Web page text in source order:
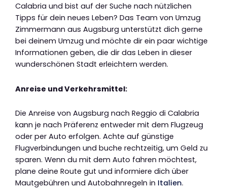
Calabria und bist auf der Suche nach nützlichen
Tipps für dein neues Leben? Das Team von Umzug
Zimmermann aus Augsburg unterstützt dich gerne
bei deinem Umzug und möchte dir ein paar wichtige
Informationen geben, die dir das Leben in dieser
wunderschönen Stadt erleichtern werden.
Anreise und Verkehrsmittel:
Die Anreise von Augsburg nach Reggio di Calabria
kann je nach Präferenz entweder mit dem Flugzeug
oder per Auto erfolgen. Achte auf günstige
Flugverbindungen und buche rechtzeitig, um Geld zu
sparen. Wenn du mit dem Auto fahren möchtest,
plane deine Route gut und informiere dich über
Mautgebühren und Autobahnregeln in Italien.